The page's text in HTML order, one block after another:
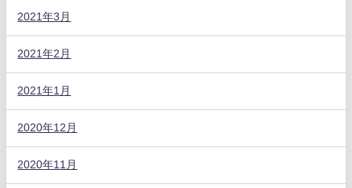
2021年3月
2021年2月
2021年1月
2020年12月
2020年11月